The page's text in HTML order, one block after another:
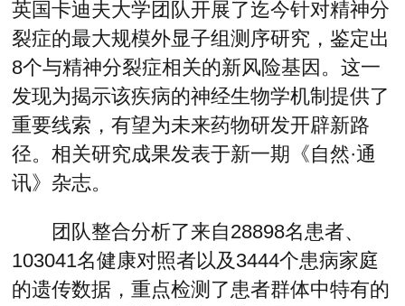
英国卡迪夫大学团队开展了迄今针对精神分
裂症的最大规模外显子组测序研究，鉴定出
8个与精神分裂症相关的新风险基因。这一
发现为揭示该疾病的神经生物学机制提供了
重要线索，有望为未来药物研发开辟新路
径。相关研究成果发表于新一期《自然·通
讯》杂志。
团队整合分析了来自28898名患者、
103041名健康对照者以及3444个患病家庭
的遗传数据，重点检测了患者群体中特有的